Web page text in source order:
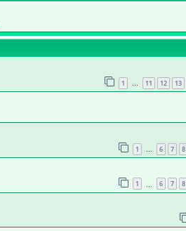
1 11 12 13
1 6 7 8
1 6 7 8